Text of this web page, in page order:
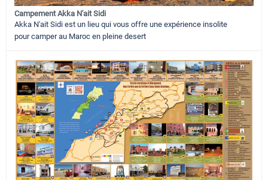
Campement Akka N'ait Sidi
Akka N'ait Sidi est un lieu qui vous offre une expérience insolite
pour camper au Maroc en pleine desert